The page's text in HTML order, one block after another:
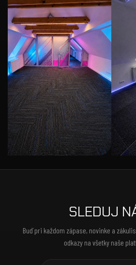
SLEDUJ
Buď pri každom zápase, novinke a
odkazy na všetky naše